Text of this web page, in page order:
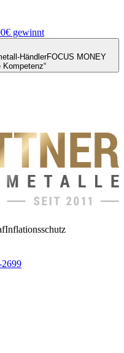
gewinnt
HändlerFOCUS MONEY
Kompetenz“
Inflationsschutz